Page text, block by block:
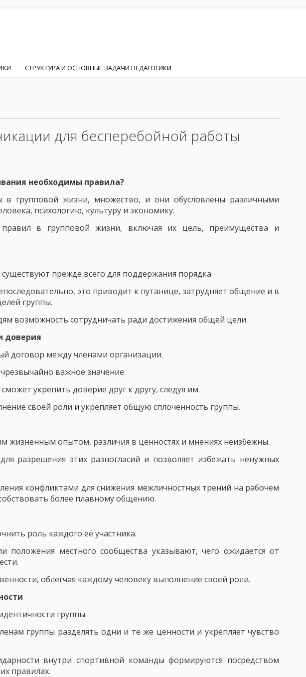
СТРУКТУРА И ОСНОВНЫЕ ЗАДАЧИ ПЕДАГОГИКИ
ЧЕРТЫ ЛИЧНОСТИ
РАЗВИТИИ ЛИЧНОСТИ
ДЕЯТЕЛЬНОСТИ РЕБЕНКА ЛИЧНОСТЬ И ИНДИВИДУАЛЬНОСТЬ
ПРОБЛЕМЫ И ОПРЕДЕЛЕНИЕ ЦЕЛИ ИССЛЕДОВАНИЯ В ПЕДАГОГИКЕ
АНАЛИЗ
ВЕРИФИКАЦИИ ФОРМУЛИРОВАННЫХ ГИПОТЕЗ В ПЕДАГОГИКЕ
ЭКСПЕРИМЕНТ
ИНТЕРВЬЮ
ЭТАПЫ ПРОЦЕДУРЫ ОПРОСА
ФОРМИРОВАНИЯ УЧЕНИЧЕСКИХ КОЛЛЕКТИВОВ
ДЕЯТЕЛЬНОСТИ И ФУНКЦИИ ПЕДАГОГА
КОММУНИКАБЕЛЬНОСТЬ, ПЕДАГОГИЧЕСКОЕ ОБЩЕНИЕ
СТИЛИ ПЕДАГОГИЧЕСКОГО ОБЩЕНИЯ
РАЗВИТИЯ ДИДАКТИКИ: ДИСТЕРВЕГ И ДЬЮИ
для бесперебойной работы
необходимы правила?
групповой жизни, множество, и они обусловлены различными
психологию, культуру и экономику.
в групповой жизни, включая их цель, преимущества и
прежде всего для поддержания порядка.
это приводит к путанице, затрудняет общение и в
группы.
возможность сотрудничать ради достижения общей цели.
доверия
договор между членами организации.
важное значение.
укрепить доверие друг к другу, следуя им.
своей роли и укрепляет общую сплоченность группы.
жизненным опытом, различия в ценностях и мнениях неизбежны.
разрешения этих разногласий и позволяет избежать ненужных
конфликтами для снижения межличностных трений на рабочем
более плавному общению.
роль каждого её участника.
положения местного сообщества указывают, чего ожидается от
облегчая каждому человеку выполнение своей роли.
группы.
группы разделять одни и те же ценности и укрепляет чувство
внутри спортивной команды формируются посредством
правилах.